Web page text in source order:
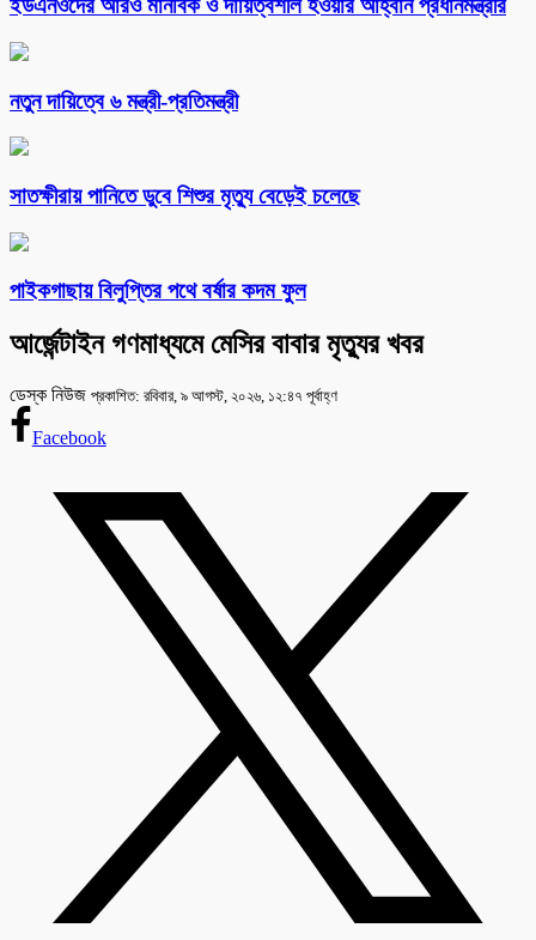
ইউএনওদের আরও মানবিক ও দায়িত্বশীল হওয়ার আহ্বান প্রধানমন্ত্রীর
নতুন দায়িত্বে ৬ মন্ত্রী-প্রতিমন্ত্রী
সাতক্ষীরায় পানিতে ডুবে শিশুর মৃত্যু বেড়েই চলেছে
পাইকগাছায় বিলুপ্তির পথে বর্ষার কদম ফুল
আর্জেন্টাইন গণমাধ্যমে মেসির বাবার মৃত্যুর খবর
ডেস্ক নিউজ প্রকাশিত: রবিবার, ৯ আগস্ট, ২০২৬, ১২:৪৭ পূর্বাহ্ণ
Facebook